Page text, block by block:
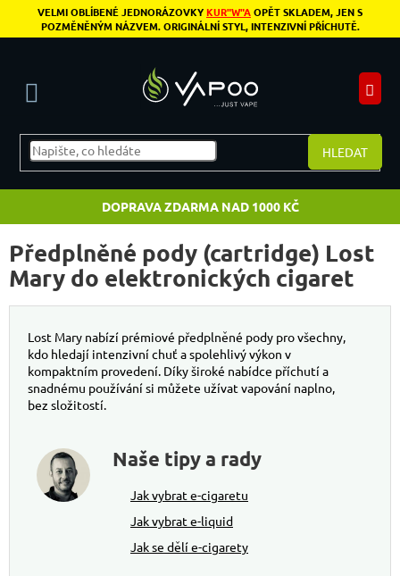
Přejít na obsah
VELMI OBLÍBENÉ JEDNORÁZOVKYKUR"W"AOPĚT SKLADEM, JEN S
POZMĚNĚNÝM NÁZVEM. ORIGINÁLNÍ STYL, INTENZIVNÍ PŘÍCHUTĚ.
HLEDAT
DOPRAVA ZDARMA NAD 1000 KČ
Předplněné pody (cartridge) Lost
Mary do elektronických cigaret
Lost Mary nabízí prémiové předplněné pody pro všechny,
kdo hledají intenzivní chuť a spolehlivý výkon v
kompaktním provedení. Díky široké nabídce příchutí a
snadnému používání si můžete užívat vapování naplno,
bez složitostí.
Naše tipy a rady
Jak vybrat e-cigaretu
Jak vybrat e-liquid
Jak se dělí e-cigarety